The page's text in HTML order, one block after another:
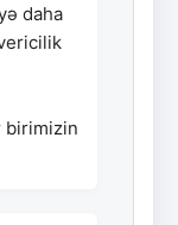
daha
birimizin